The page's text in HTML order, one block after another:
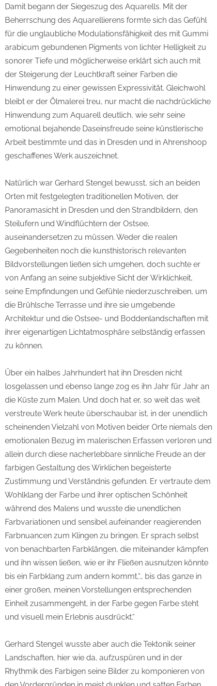
Damit begann der Siegeszug des Aquarells. Mit der
Beherrschung des Aquarellierens formte sich das Gefühl
für die unglaubliche Modulationsfähigkeit des mit Gummi
arabicum gebundenen Pigments von lichter Helligkeit zu
sonorer Tiefe und möglicherweise erklärt sich auch mit
der Steigerung der Leuchtkraft seiner Farben die
Hinwendung zu einer gewissen Expressivität. Gleichwohl
bleibt er der Ölmalerei treu, nur macht die nachdrückliche
Hinwendung zum Aquarell deutlich, wie sehr seine
emotional bejahende Daseinsfreude seine künstlerische
Arbeit bestimmte und das in Dresden und in Ahrenshoop
geschaffenes Werk auszeichnet.
Natürlich war Gerhard Stengel bewusst, sich an beiden
Orten mit festgelegten traditionellen Motiven, der
Panoramasicht in Dresden und den Strandbildern, den
Steilufern und Windflüchtern der Ostsee,
auseinandersetzen zu müssen. Weder die realen
Gegebenheiten noch die kunsthistorisch relevanten
Bildvorstellungen ließen sich umgehen, doch suchte er
von Anfang an seine subjektive Sicht der Wirklichkeit,
seine Empfindungen und Gefühle niederzuschreiben, um
die Brühlsche Terrasse und ihre sie umgebende
Architektur und die Ostsee- und Boddenlandschaften mit
ihrer eigenartigen Lichtatmosphäre selbständig erfassen
zu können.
Über ein halbes Jahrhundert hat ihn Dresden nicht
losgelassen und ebenso lange zog es ihn Jahr für Jahr an
die Küste zum Malen. Und doch hat er, so weit das weit
verstreute Werk heute überschaubar ist, in der unendlich
scheinenden Vielzahl von Motiven beider Orte niemals den
emotionalen Bezug im malerischen Erfassen verloren und
allein durch diese nacherlebbare sinnliche Freude an der
farbigen Gestaltung des Wirklichen begeisterte
Zustimmung und Verständnis gefunden. Er vertraute dem
Wohlklang der Farbe und ihrer optischen Schönheit
während des Malens und wusste die unendlichen
Farbvariationen und sensibel aufeinander reagierenden
Farbnuancen zum Klingen zu bringen. Er sprach selbst
von benachbarten Farbklängen, die miteinander kämpfen
und ihn wissen ließen, wie er ihr Fließen ausnutzen könnte
bis ein Farbklang zum andern kommt,“… bis das ganze in
einer großen, meinen Vorstellungen entsprechenden
Einheit zusammengeht, in der Farbe gegen Farbe steht
und visuell mein Erlebnis ausdrückt.“
Gerhard Stengel wusste aber auch die Tektonik seiner
Landschaften, hier wie da, aufzuspüren und in der
Rhythmik des Farbigen seine Bilder zu komponieren von